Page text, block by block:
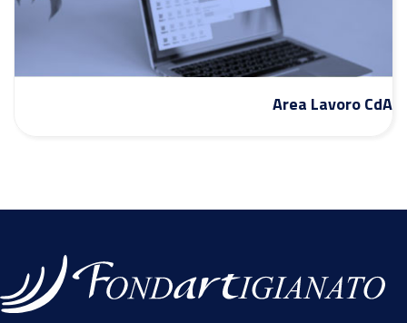
Area Lavoro CdA